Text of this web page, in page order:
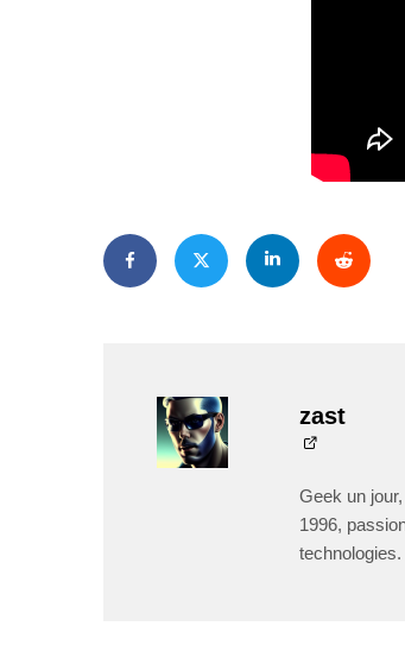
zast
Geek un
1996,
technologies.